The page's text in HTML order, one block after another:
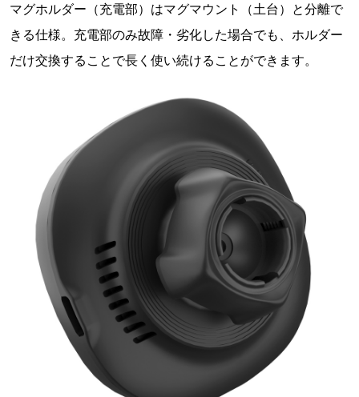
マグホルダー（充電部）はマグマウント（土台）と分離で
きる仕様。充電部のみ故障・劣化した場合でも、ホルダー
だけ交換することで長く使い続けることができます。